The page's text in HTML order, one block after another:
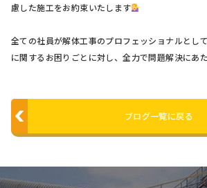
慮した施工をお約束いたします
全ての社員が解体工事のプロフェッショナルとし
に関するお困りごとに対し、全力で問題解決にあ
ブログ一覧に戻る